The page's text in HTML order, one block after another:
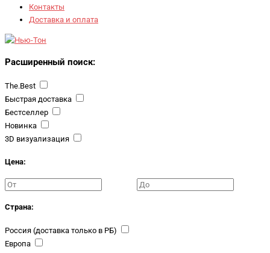
Контакты
Доставка и оплата
Расширенный поиск:
The.Best
Быстрая доставка
Бестселлер
Новинка
3D визуализация
Цена:
Страна:
Россия (доставка только в РБ)
Европа